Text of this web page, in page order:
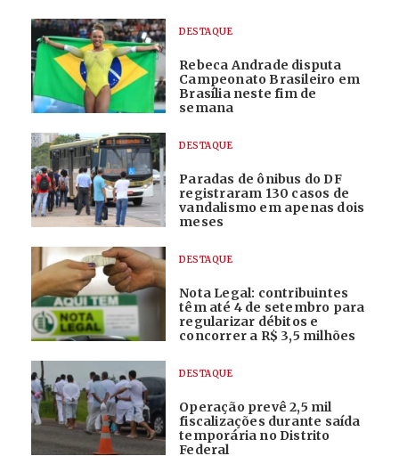
DESTAQUE
Rebeca Andrade disputa
Campeonato Brasileiro em
Brasília neste fim de
semana
DESTAQUE
Paradas de ônibus do DF
registraram 130 casos de
vandalismo em apenas dois
meses
DESTAQUE
Nota Legal: contribuintes
têm até 4 de setembro para
regularizar débitos e
concorrer a R$ 3,5 milhões
DESTAQUE
Operação prevê 2,5 mil
fiscalizações durante saída
temporária no Distrito
Federal